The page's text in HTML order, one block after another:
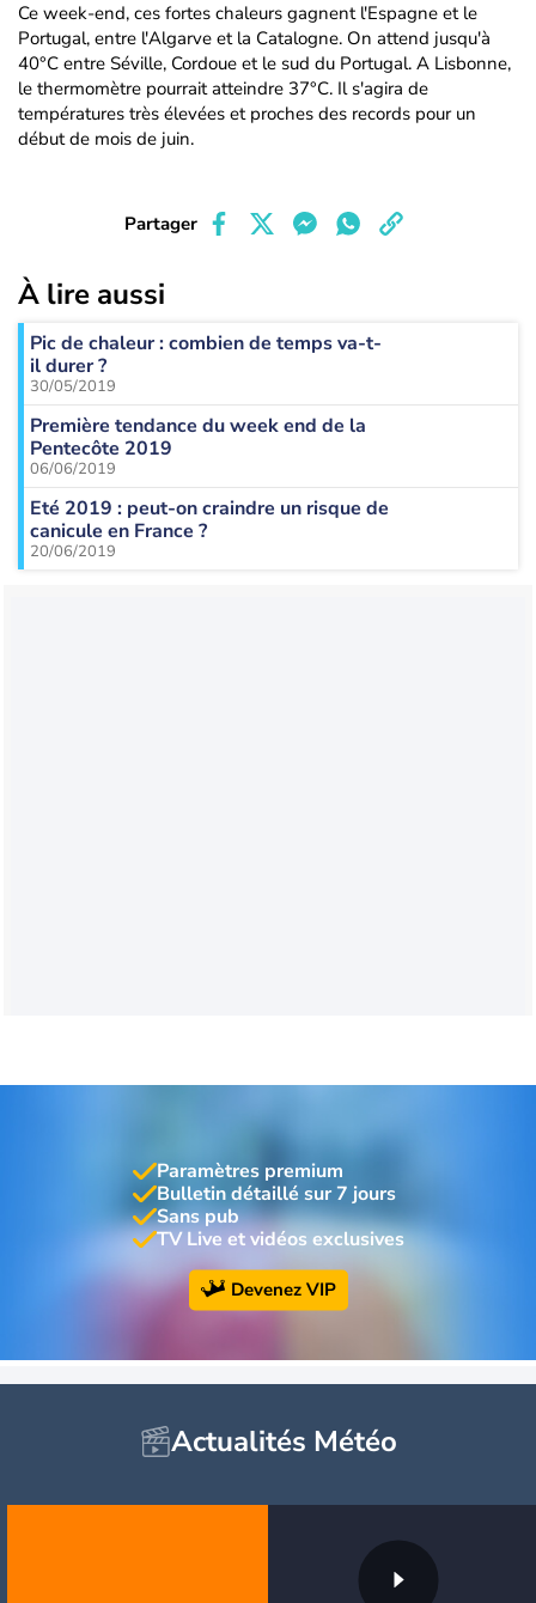
Ce week-end, ces fortes chaleurs gagnent l'Espagne et le
Portugal, entre l'Algarve et la Catalogne. On attend jusqu'à
40°C entre Séville, Cordoue et le sud du Portugal. A Lisbonne,
le thermomètre pourrait atteindre 37°C. Il s'agira de
températures très élevées et proches des records pour un
début de mois de juin.
Partager
À lire aussi
Pic de chaleur : combien de temps va-t-
il durer ?
30/05/2019
Première tendance du week end de la
Pentecôte 2019
06/06/2019
Eté 2019 : peut-on craindre un risque de
canicule en France ?
20/06/2019
Paramètres premium
Bulletin détaillé sur 7 jours
Sans pub
TV Live et vidéos exclusives
Devenez VIP
Actualités Météo